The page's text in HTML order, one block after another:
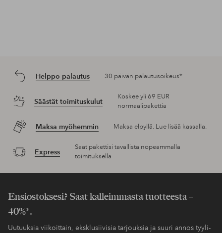
Helppo palautus 30 päivän palautusoikeus*
Säästät toimituskulut
Koskee yli 69 EUR
normaalipakettia
Maksa myöhemmin Maksa elpyllä. Lue lisää kassalla.
Express
Saat pakettisi tavallista nopeammalla
toimituksella
Ensiostoksesi? Saat kalleimmasta tuotteesta –
40%*.
Uutuuksia viikoittain, eksklusiivisia tarjouksia ja suuri annos tyyli-